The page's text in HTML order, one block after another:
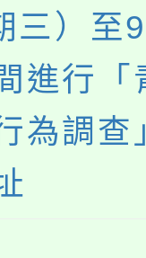
三）至
進行
為調查